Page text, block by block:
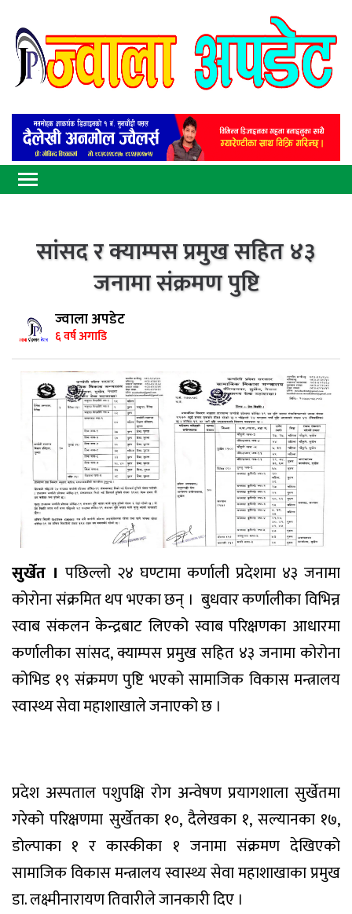
सांसद र क्याम्पस प्रमुख सहित ४३
जनामा संक्रमण पुष्टि
ज्वाला अपडेट
६ वर्ष अगाडि
सुर्खेत । पछिल्लो २४ घण्टामा कर्णाली प्रदेशमा ४३ जनामा
कोरोना संक्रमित थप भएका छन् । बुधवार कर्णालीका विभिन्न
स्वाब संकलन केन्द्रबाट लिएको स्वाब परिक्षणका आधारमा
कर्णालीका सांसद, क्याम्पस प्रमुख सहित ४३ जनामा कोरोना
कोभिड १९ संक्रमण पुष्टि भएको सामाजिक विकास मन्त्रालय
स्वास्थ्य सेवा महाशाखाले जनाएको छ ।
प्रदेश अस्पताल पशुपक्षि रोग अन्वेषण प्रयागशाला सुर्खेतमा
गरेको परिक्षणमा सुर्खेतका १०, दैलेखका १, सल्यानका १७,
डोल्पाका १ र कास्कीका १ जनामा संक्रमण देखिएको
सामाजिक विकास मन्त्रालय स्वास्थ्य सेवा महाशाखाका प्रमुख
डा. लक्ष्मीनारायण तिवारीले जानकारी दिए ।